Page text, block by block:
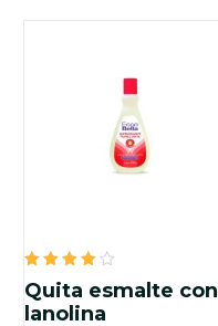
Valorado
en
4.00
de 5
Quita esmalte con
lanolina